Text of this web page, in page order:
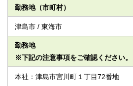
勤務地（市町村）
津島市 / 東海市
勤務地
※下記の注意事項をご確認ください。
本社：津島市宮川町１丁目72番地